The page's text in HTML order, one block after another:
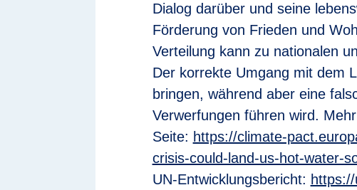
Dialog darüber und seine
Förderung von Frieden und
Verteilung kann zu nationalen
Der korrekte Umgang mit dem
bringen, während aber eine
Verwerfungen führen wird.
Seite: https://climate-
crisis-could-land-us-hot-water-
UN-Entwicklungsbericht: